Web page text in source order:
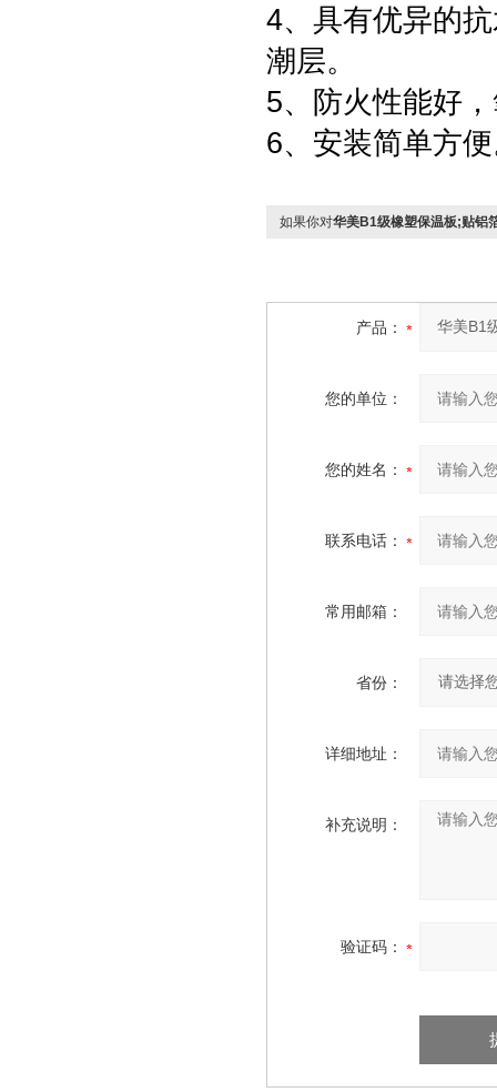
4、具有优异的
潮层。
5、防火性能好
6、安装简单方
如果你对华美B1级橡塑保温板;贴铝
产品：
您的单位：
您的姓名：
联系电话：
常用邮箱：
省份：
详细地址：
补充说明：
验证码：